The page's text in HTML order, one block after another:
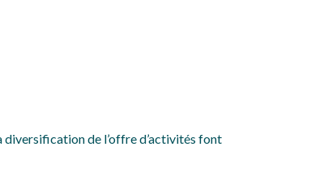
diversification de l’offre d’activités font